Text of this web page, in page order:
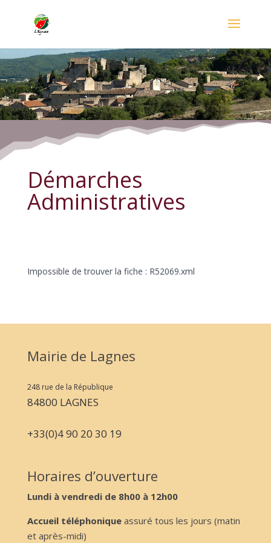
Démarches Administratives
Démarches
Administratives
Impossible de trouver la fiche : R52069.xml
Mairie de Lagnes
248 rue de la République
84800 LAGNES
+33(0)4 90 20 30 19
Horaires d’ouverture
Lundi à vendredi de 8h00 à 12h00
Accueil téléphoniqueassuré tous les jours (matin
et après-midi)